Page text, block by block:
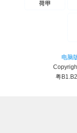
电脑
粤